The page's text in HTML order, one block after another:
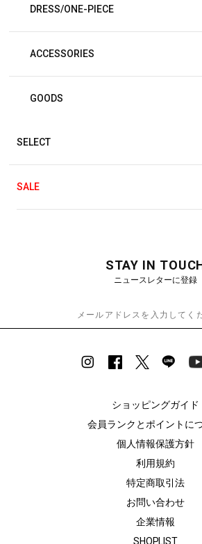
DRESS/ONE-PIECE
ACCESSORIES
GOODS
SELECT
SALE
STAY IN
ニュースレターに登録
ショッピングガイド
会員ランクとポイントに
個人情報保護方針
利用規約
特定商取引法
お問い合わせ
企業情報
SHOPLIST